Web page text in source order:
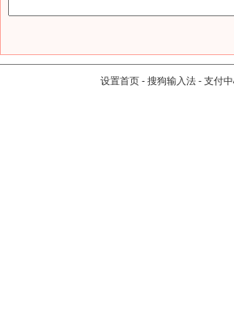
设置首页 - 搜狗输入法 - 支付